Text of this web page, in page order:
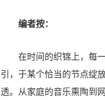
编者按：
在时间的织锦上，每
引，于某个恰当的节点绽
透。从家庭的音乐熏陶到